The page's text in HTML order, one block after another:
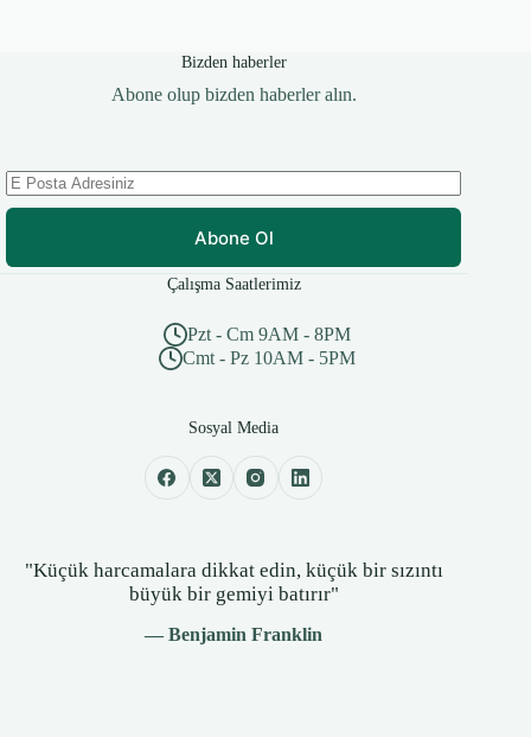
Bizden haberler
Abone olup bizden haberler alın.
Abone Ol
Çalışma Saatlerimiz
Pzt - Cm 9AM - 8PM
Cmt - Pz 10AM - 5PM
Sosyal Media
"Küçük harcamalara dikkat edin, küçük bir sızıntı
büyük bir gemiyi batırır"
— Benjamin Franklin